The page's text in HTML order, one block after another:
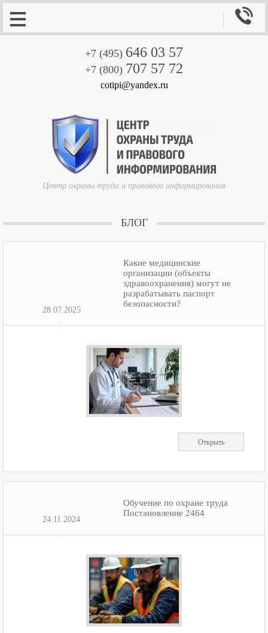
+7 (495) 646 03 57
+7 (800) 707 57 72
cotipi@yandex.ru
Центр охраны труда и правового информирования

БЛОГ
28.07.2025
Какие медицинские
организации (объекты
здравоохранения) могут не
разрабатывать паспорт
безопасности?
Открыть
24.11.2024
Обучение по охране труда
Постановление 2464